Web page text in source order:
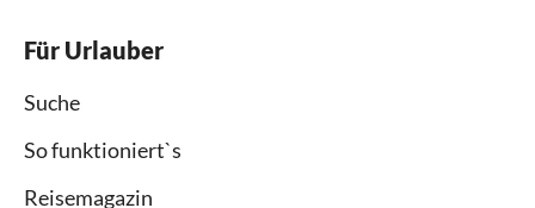
Für Urlauber
Suche
So funktioniert`s
Reisemagazin